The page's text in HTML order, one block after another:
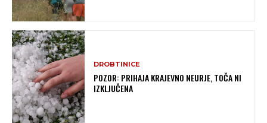
DROBTINICE
POZOR: PRIHAJA KRAJEVNO NEURJE, TOČA NI
IZKLJUČENA